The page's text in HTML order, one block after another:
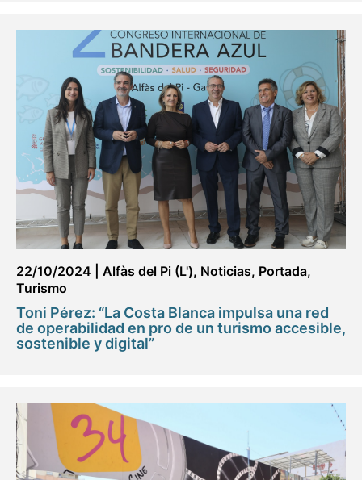
22/10/2024 Alfàs del Pi (L'), Noticias, Portada,
Turismo
Toni Pérez: “La Costa Blanca impulsa una red
de operabilidad en pro de un turismo accesible,
sostenible y digital”